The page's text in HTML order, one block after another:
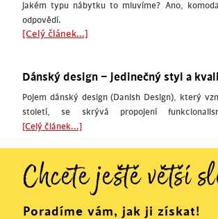
jakém typu nábytku to mluvíme? Ano,
odpovědí.
[Celý článek...]
Dánský design – jedinečný styl a
Pojem dánský design (Danish Design), který
století, se skrývá propojení
[Celý článek...]
Chcete ještě větší
Poradíme vám, jak ji získat!